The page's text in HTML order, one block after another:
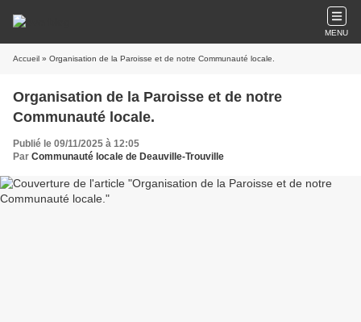
MENU
Accueil » Organisation de la Paroisse et de notre Communauté locale.
Organisation de la Paroisse et de notre
Communauté locale.
Publié le 09/11/2025 à 12:05
Par Communauté locale de Deauville-Trouville